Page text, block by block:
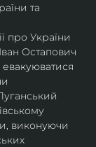
та
про України
Остапович
виконуючи